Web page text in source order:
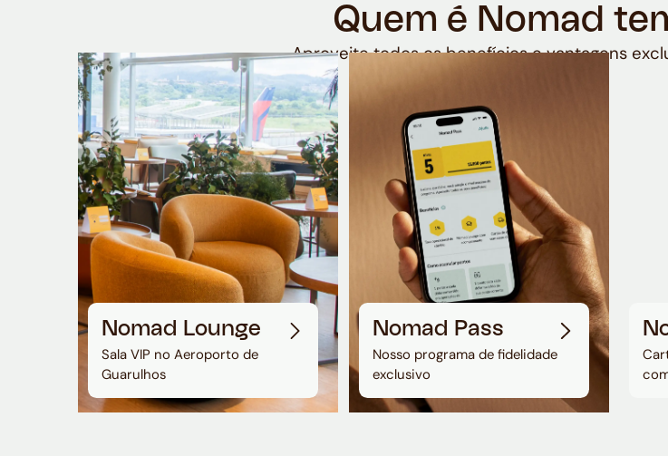
Quem é Nomad
Aproveite todos os benefícios e vantagens
Nomad Lounge
Sala VIP no Aeroporto de
Guarulhos
Nomad Pass
Nosso programa de fidelidade
exclusivo